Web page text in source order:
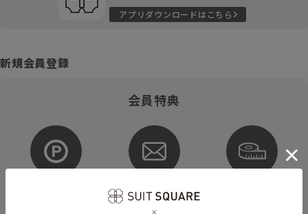
アプリダウンロードはこちら
新規会員登録
会員特典
メルマガ配信